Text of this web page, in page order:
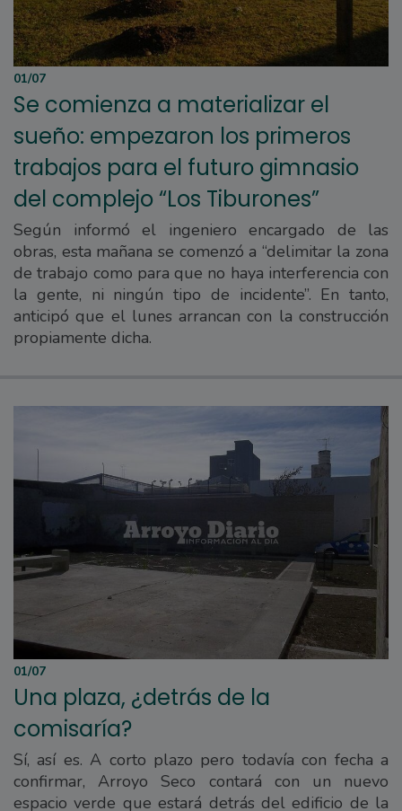
01/07
Se comienza a materializar el
sueño: empezaron los primeros
trabajos para el futuro gimnasio
del complejo “Los Tiburones”
Según informó el ingeniero encargado de las
obras, esta mañana se comenzó a “delimitar la zona
de trabajo como para que no haya interferencia con
la gente, ni ningún tipo de incidente”. En tanto,
anticipó que el lunes arrancan con la construcción
propiamente dicha.
01/07
Una plaza, ¿detrás de la
comisaría?
Sí, así es. A corto plazo pero todavía con fecha a
confirmar, Arroyo Seco contará con un nuevo
espacio verde que estará detrás del edificio de la